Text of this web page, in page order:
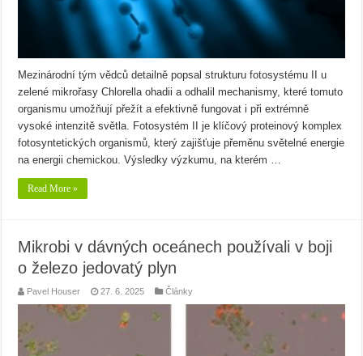
Mezinárodní tým vědců detailně popsal strukturu fotosystému II u
zelené mikrořasy Chlorella ohadii a odhalil mechanismy, které tomuto
organismu umožňují přežít a efektivně fungovat i při extrémně
vysoké intenzitě světla. Fotosystém II je klíčový proteinový komplex
fotosyntetických organismů, který zajišťuje přeměnu světelné energie
na energii chemickou. Výsledky výzkumu, na kterém …
Read More »
Mikrobi v dávných oceánech používali v boji
o železo jedovatý plyn
Pavel Houser 27. 6. 2025 Články